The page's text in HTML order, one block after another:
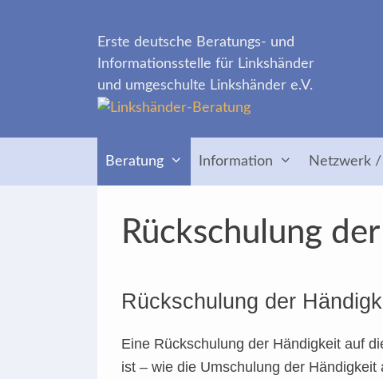
Erste deutsche Beratungs- und
Informationsstelle für Linkshänder
und umgeschulte Linkshänder e.V.
Beratung Information Netzwerk
Rückschulung
Rückschulung der
Eine Rückschulung der Händigkeit auf
ist – wie die Umschulung der